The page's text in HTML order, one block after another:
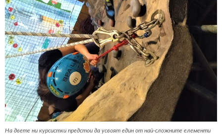
На двете ни курсистки предстои да усвоят един от най-сложните елементи